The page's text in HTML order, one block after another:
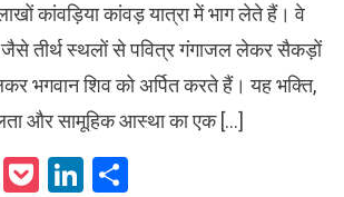
कांवड़िया कांवड़ यात्रा में भाग लेते हैं। वे
जैसे तीर्थ स्थलों से पवित्र गंगाजल लेकर सैकड़ों
भगवान शिव को अर्पित करते हैं। यह भक्ति,
और सामूहिक आस्था का एक […]
WhatsApp
PocketLinkedIn